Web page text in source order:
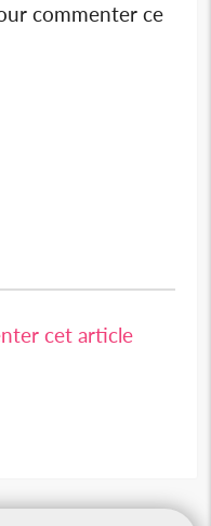
commenter ce
cet article